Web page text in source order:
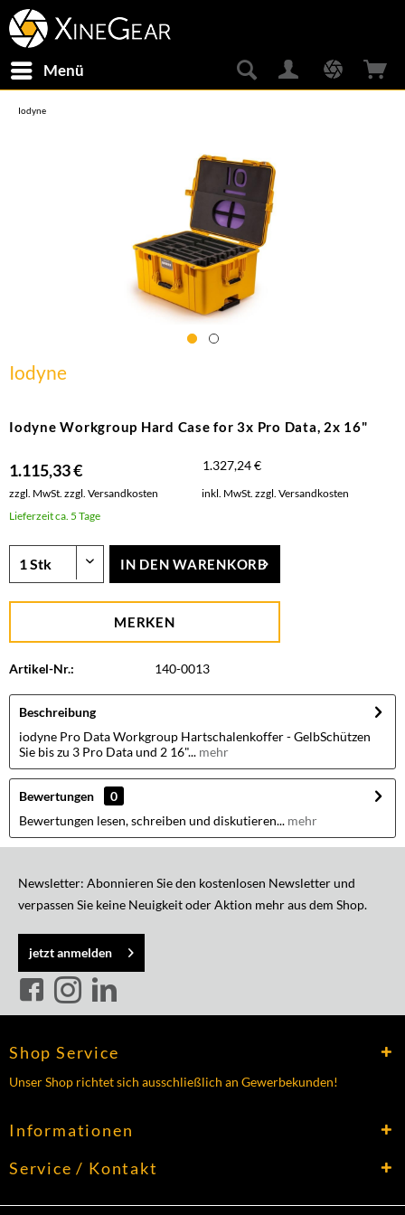
Menü
Iodyne
Iodyne
Iodyne Workgroup Hard Case for 3x Pro Data, 2x 16"
1.115,33 € 1.327,24 €
zzgl. MwSt. zzgl. Versandkosten inkl. MwSt. zzgl. Versandkosten
Lieferzeit ca. 5 Tage
IN DEN WARENKORB
MERKEN
Artikel-Nr.: 140-0013
Beschreibung
iodyne Pro Data Workgroup Hartschalenkoffer - GelbSchützen
Sie bis zu 3 Pro Data und 2 16"... mehr
Bewertungen
0
Bewertungen lesen, schreiben und diskutieren... mehr
Newsletter: Abonnieren Sie den kostenlosen Newsletter und
verpassen Sie keine Neuigkeit oder Aktion mehr aus dem Shop.
jetzt anmelden
Shop Service
Unser Shop richtet sich ausschließlich an Gewerbekunden!
Informationen
Service / Kontakt